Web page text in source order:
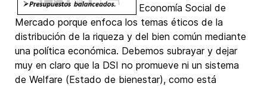
Economía Social de
Mercado porque enfoca los temas éticos de la
distribución de la riqueza y del bien común mediante
una política económica. Debemos subrayar y dejar
muy en claro que la DSI no promueve ni un sistema
de Welfare (Estado de bienestar), como está